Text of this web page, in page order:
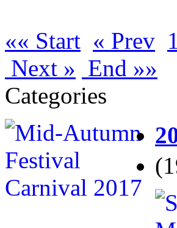
«« Start « Prev 1
Next » End »»
Categories